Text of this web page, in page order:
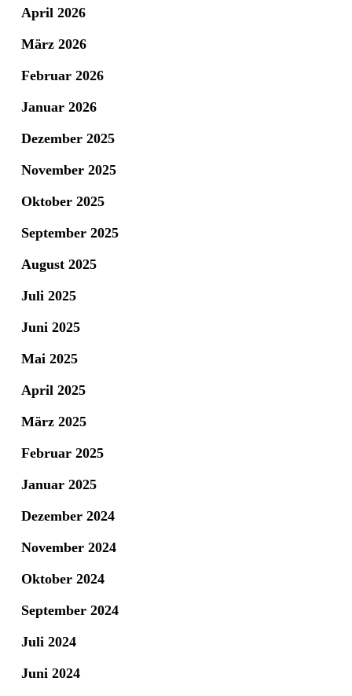
April 2026
März 2026
Februar 2026
Januar 2026
Dezember 2025
November 2025
Oktober 2025
September 2025
August 2025
Juli 2025
Juni 2025
Mai 2025
April 2025
März 2025
Februar 2025
Januar 2025
Dezember 2024
November 2024
Oktober 2024
September 2024
Juli 2024
Juni 2024